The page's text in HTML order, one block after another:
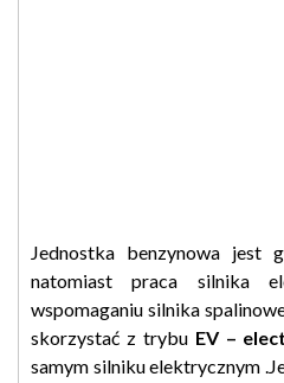
Jednostka benzynowa jest
natomiast praca silnika
wspomaganiu silnika
skorzystać z trybuEV –
samym silniku elektrycznym